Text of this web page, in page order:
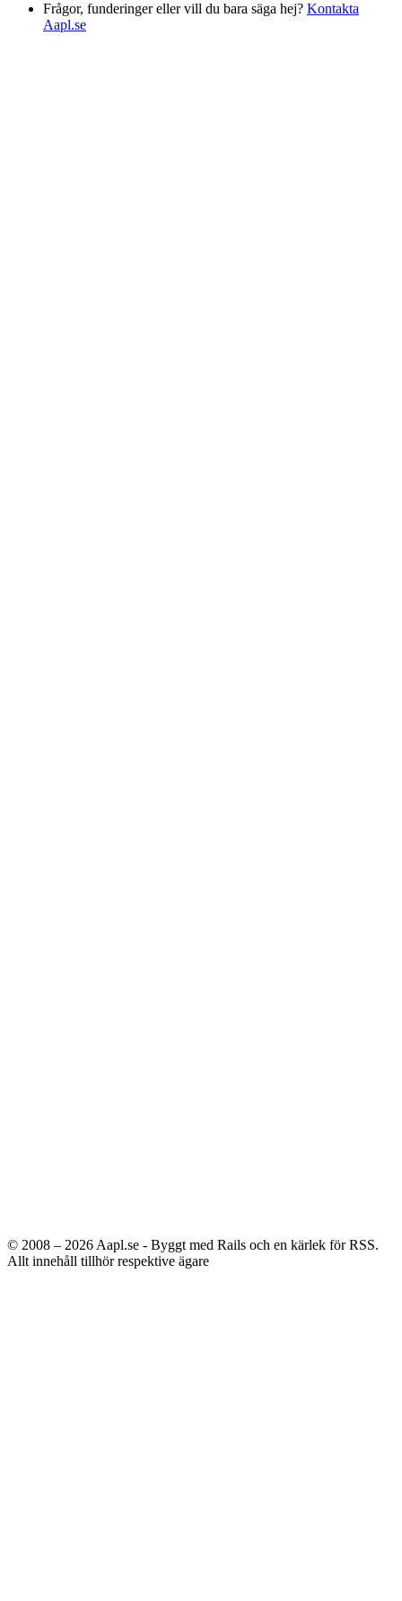
Frågor, funderinger eller vill du bara säga hej? Kontakta
Aapl.se
© 2008 – 2026Aapl.se - Byggt med Rails och en kärlek för RSS.
Allt innehåll tillhör respektive ägare